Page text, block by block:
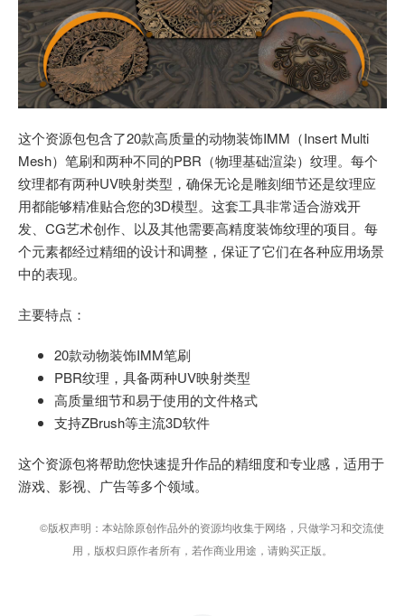
这个资源包包含了20款高质量的动物装饰IMM（Insert Multi
Mesh）笔刷和两种不同的PBR（物理基础渲染）纹理。每个
纹理都有两种UV映射类型，确保无论是雕刻细节还是纹理应
用都能够精准贴合您的3D模型。这套工具非常适合游戏开
发、CG艺术创作、以及其他需要高精度装饰纹理的项目。每
个元素都经过精细的设计和调整，保证了它们在各种应用场景
中的表现。
主要特点：
20款动物装饰IMM笔刷
PBR纹理，具备两种UV映射类型
高质量细节和易于使用的文件格式
支持ZBrush等主流3D软件
这个资源包将帮助您快速提升作品的精细度和专业感，适用于
游戏、影视、广告等多个领域。
©版权声明：本站除原创作品外的资源均收集于网络，只做学习和交流使
用，版权归原作者所有，若作商业用途，请购买正版。